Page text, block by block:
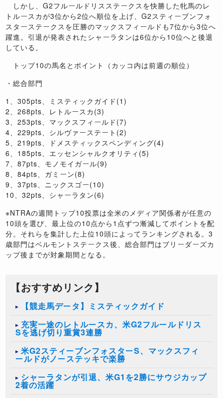
しかし、G2フルールドリスステークスを快勝した牝馬のレ
トルースカが3位から2位へ順位を上げ、G2スティーブンフォ
スターステークスを圧勝のマックスフィールドも7位から3位へ
躍進。引退が発表されたシャーラタンは6位から10位へと後退
している。
トップ10の馬名とポイント（カッコ内は前週の順位）
・総合部門
1、305pts、ミスティックガイド(1)
2、268pts、レトルースカ(3)
3、253pts、マックスフィールド(7)
4、229pts、シルヴァーステート(2)
5、219pts、ドメスティックスペンディング(4)
6、185pts、エッセンシャルクオリティ(5)
7、87pts、モノモイガール(9)
8、84pts、ガミーン(8)
9、37pts、ニックスゴー(10)
10、32pts、シャーラタン(6)
※NTRAの週間トップ10投票は全米のメディア関係者が任意の
10頭を選び、最上位の10点から1点ずつ漸減してポイントを配
分。それらを集計した上位10頭によってランキングされる。3
歳部門はベルモントステークス後、総合部門はブリーダーズカ
ップ後までが対象期間となる。
【おすすめリンク】
【競走馬データ】ミスティックガイド
充実一途のレトルースカ、米G2フルールドリス
Sを逃げ切り重賞3連勝
米G2スティーブンフォスターS、マックスフィ
ールドがノーステッキで楽勝
シャーラタンが引退、米G1を2勝にサウジカップ
2着の活躍